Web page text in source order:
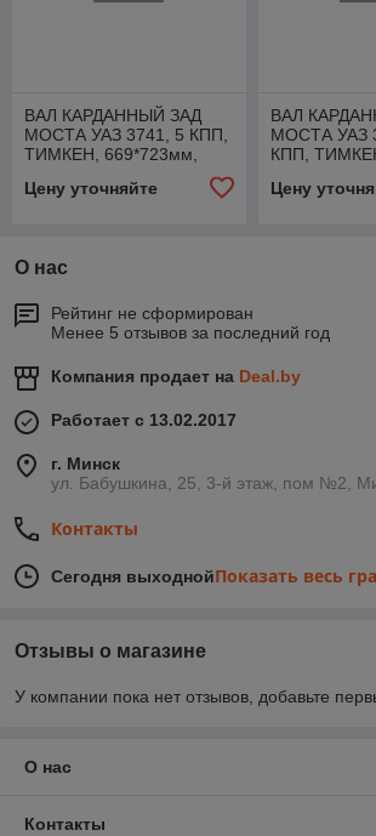
ВАЛ КАРДАННЫЙ ЗАД
МОСТА УАЗ 3741, 5 КПП,
ТИМКЕН, 669*723мм,
Цену уточняйте
ВАЛ
МОСТА УАЗ
КПП,
Цену
О нас
Рейтинг не сформирован
Менее 5 отзывов за последний год
Компания продает на Deal.by
Работает с 13.02.2017
г. Минск
ул. Бабушкина, 25, 3-й этаж, пом №2,
Контакты
Сегодня выходнойПоказать весь
Отзывы о магазине
У компании пока нет отзывов, добавьте
О нас
Контакты